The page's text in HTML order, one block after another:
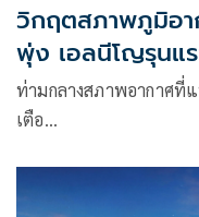
วิกฤตสภาพภูมิอ
พุ่ง เอลนีโญรุนแ
ท่ามกลางสภาพอากาศที่
เตือ…